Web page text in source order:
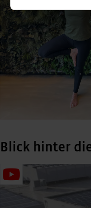
Blick hinter